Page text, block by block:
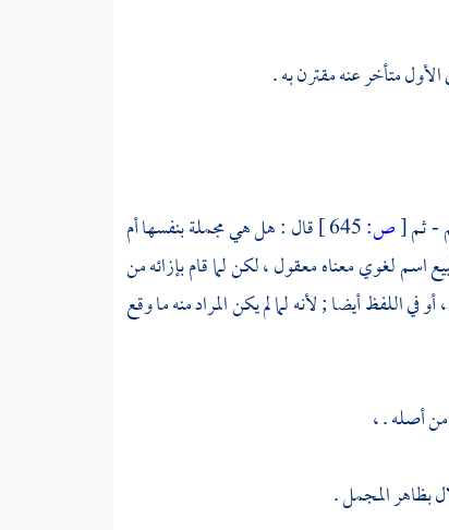
الأول متأخر عنه مقترن به .
- ثم[ص:
قال : هل هي مجملة بنفسها أم
اسم لغوي معناه معقول ، لكن لما قام بإزائه من
في اللفظ أيضا ; لأنه لما لم يكن المراد منه ما وقع
أصله . ،
بظاهر المجمل .